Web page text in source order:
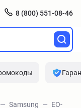
8 (800) 551-08-46
Samsung
EO-